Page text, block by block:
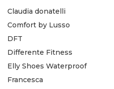
Claudia donatelli
Comfort by Lusso
DFT
Differente Fitness
Elly Shoes Waterproof
Francesca